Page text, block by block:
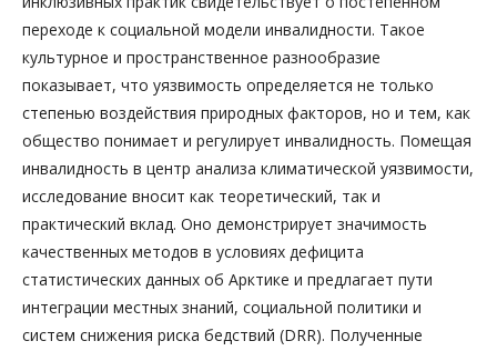
переходе к социальной модели инвалидности. Такое
культурное и пространственное разнообразие
показывает, что уязвимость определяется не только
степенью воздействия природных факторов, но и тем, как
общество понимает и регулирует инвалидность. Помещая
инвалидность в центр анализа климатической уязвимости,
исследование вносит как теоретический, так и
практический вклад. Оно демонстрирует значимость
качественных методов в условиях дефицита
статистических данных об Арктике и предлагает пути
интеграции местных знаний, социальной политики и
систем снижения риска бедствий (DRR). Полученные